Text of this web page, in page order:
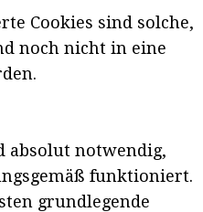
Cookies sind solche,
noch nicht in eine
absolut notwendig,
funktioniert.
grundlegende